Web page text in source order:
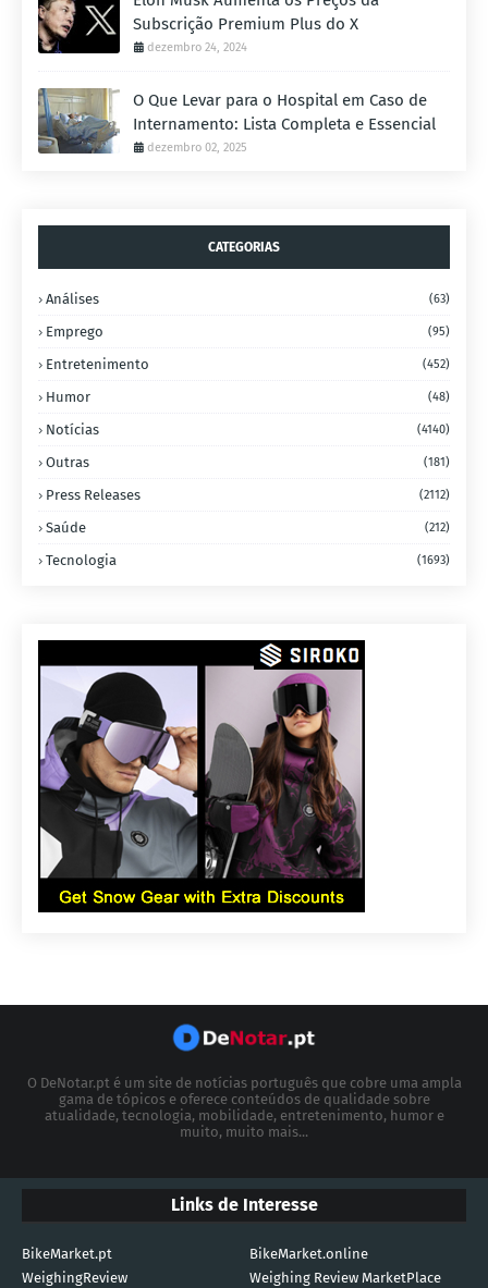
Subscrição Premium Plus do X
dezembro 24, 2024
O Que Levar para o Hospital em Caso de
Internamento: Lista Completa e Essencial
dezembro 02, 2025
CATEGORIAS
Análises (63)
Emprego (95)
Entretenimento (452)
Humor (48)
Notícias (4140)
Outras (181)
Press Releases (2112)
Saúde (212)
Tecnologia (1693)
O DeNotar.pt é um site de notícias português que cobre uma ampla
gama de tópicos e oferece conteúdos de qualidade sobre
atualidade, tecnologia, mobilidade, entretenimento, humor e
muito, muito mais...
Links de Interesse
BikeMarket.pt
BikeMarket.online
WeighingReview
Weighing Review MarketPlace